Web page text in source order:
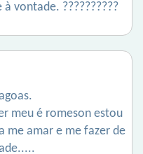
vontade. ??????????
meu é romeson estou
me amar e me fazer de